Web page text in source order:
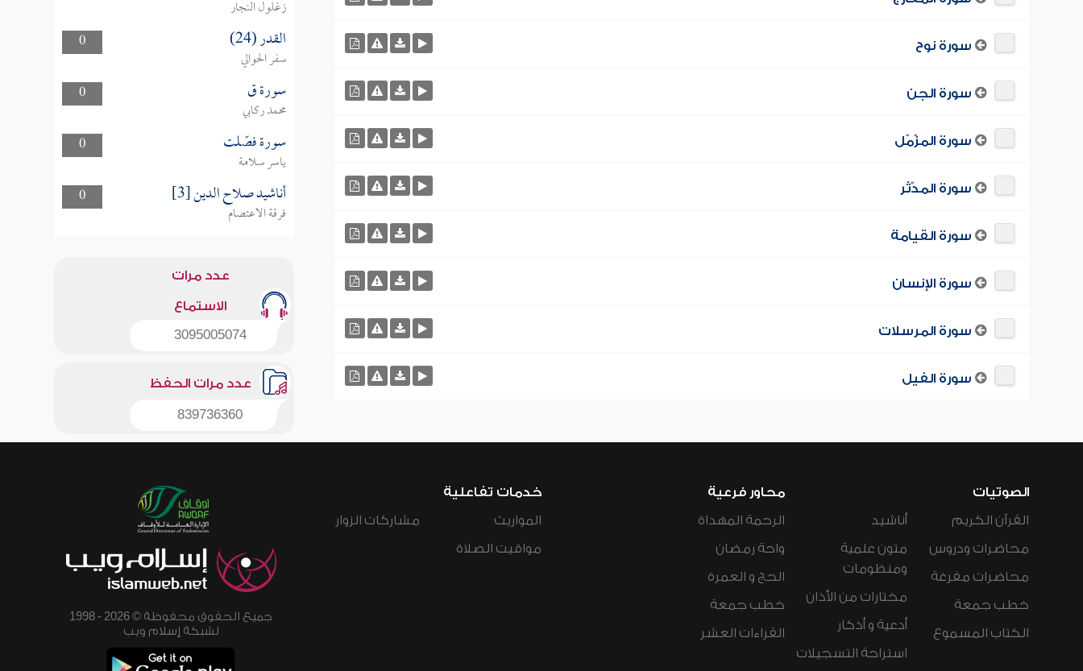
سورة نوح
سورة الجن
سورة المزّمّل
سورة المدّثر
سورة القيامة
سورة الإنسان
سورة المرسلات
سورة الفيل
زغلول النجار
0
القدر (24)
سفر الحوالي
0
سورة ق
محمد ركابي
0
سورة فصّلت
ياسر سلامة
0
أناشيد صلاح الدين [3]
فرقة الاعتصام
عدد مرات
الاستماع
3095005074
عدد مرات الحفظ
839736360
الصوتيات
القرآن الكريم
محاضرات ودروس
محاضرات مفرغة
خطب جمعة
الكتاب المسموع
أناشيد
متون علمية
ومنظومات
مختارات من الأذان
أدعية و أذكار
استراحة التسجيلات
محاور فرعية
الرحمة المهداة
واحة رمضان
الحج و العمرة
خطب جمعة
القراءات العشر
خدمات تفاعلية
المواريث
مواقيت الصلاة
مشاركات الزوار
جميع الحقوق محفوظة © 2026 - 1998
لشبكة إسلام ويب